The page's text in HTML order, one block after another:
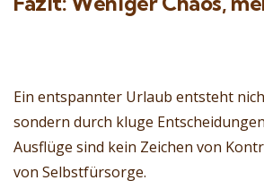
Ein entspannter Urlaub entsteht
sondern durch kluge
Ausflüge sind kein Zeichen von
von Selbstfürsorge.